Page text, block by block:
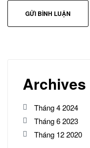
Archives
Tháng 4 2024
Tháng 6 2023
Tháng 12 2020